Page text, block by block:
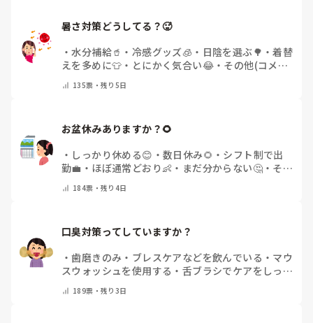
暑さ対策どうしてる？🥵
・水分補給🥤 ・ 冷感グッズ🧊 ・ 日陰を選ぶ🌳 ・着替
えを多めに👕 ・ とにかく気合い😂・ その他(コメン
135票・残り5日
お盆休みありますか？🌻
・ しっかり休める😊 ・ 数日休み🌻 ・ シフト制で出
勤💼 ・ ほぼ通常どおり👶 ・ まだ分からない🤔・ その
184票・残り4日
口臭対策ってしていますか？
・歯磨きのみ ・ ブレスケアなどを飲んでいる ・ マウ
スウォッシュを使用する ・ 舌ブラシでケアをしっか
の他(コメントで教えて下さい)
189票・残り3日